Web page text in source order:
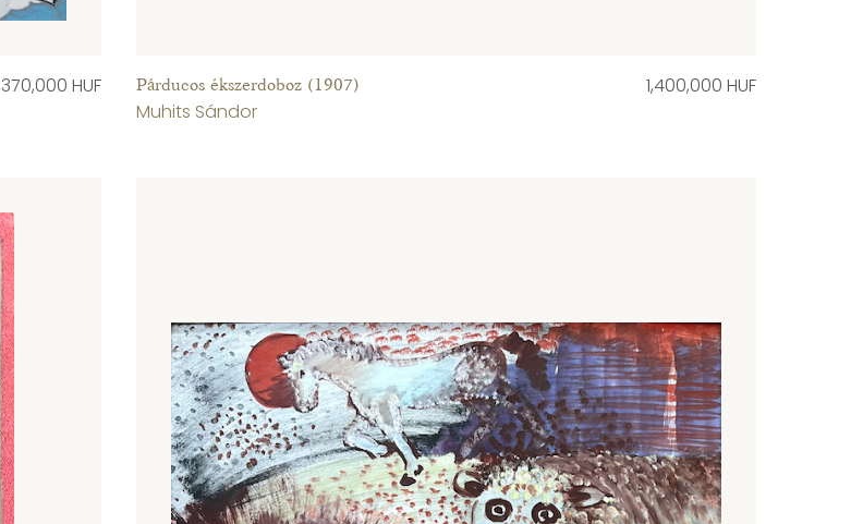
370,000 HUF Párducos ékszerdoboz (1907)
Muhits Sándor
1,400,000 HUF